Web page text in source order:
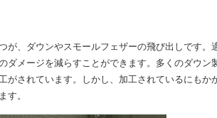
が、ダウンやスモールフェザーの飛び出しです。
ダメージを減らすことができます。多くのダウン
がされています。しかし、加工されているにもか
す。